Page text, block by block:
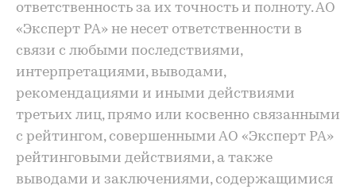
ответственность за их точность и полноту. АО
«Эксперт РА» не несет ответственности в
связи с любыми последствиями,
интерпретациями, выводами,
рекомендациями и иными действиями
третьих лиц, прямо или косвенно связанными
с рейтингом, совершенными АО «Эксперт РА»
рейтинговыми действиями, а также
выводами и заключениями, содержащимися